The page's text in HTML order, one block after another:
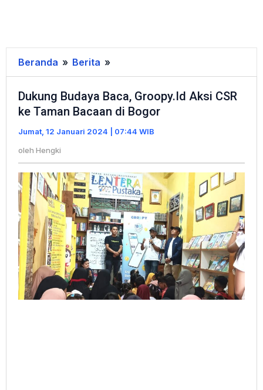
Beranda » Berita »
Budaya
Baca,
Groopy.Id
Aksi
ke
Taman
Bacaan
di
Bogor
Dukung Budaya Baca, Groopy.Id Aksi CSR
ke Taman Bacaan di Bogor
Jumat, 12 Januari 2024 | 07:44 WIB
oleh Hengki